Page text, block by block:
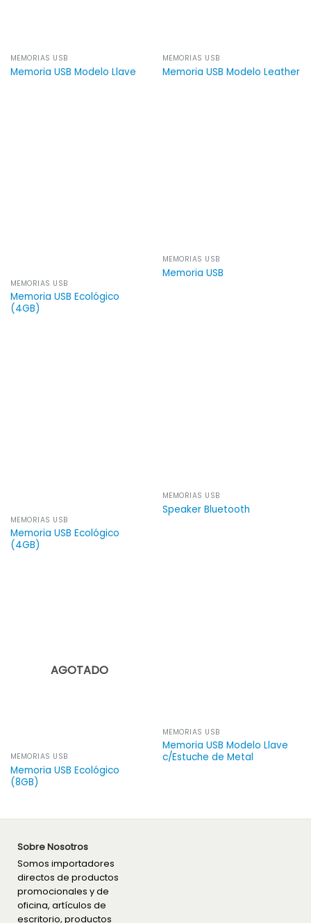
MEMORIAS USB
Memoria USB Modelo Llave
MEMORIAS USB
Memoria USB Modelo Leather
MEMORIAS USB
Memoria USB Ecológico
(4GB)
MEMORIAS USB
Memoria USB
MEMORIAS USB
Memoria USB Ecológico
(4GB)
MEMORIAS USB
Speaker Bluetooth
AGOTADO
MEMORIAS USB
Memoria USB Ecológico
(8GB)
MEMORIAS USB
Memoria USB Modelo Llave
c/Estuche de Metal
Sobre Nosotros
Somos importadores
directos de productos
promocionales y de
oficina, artículos de
escritorio, productos